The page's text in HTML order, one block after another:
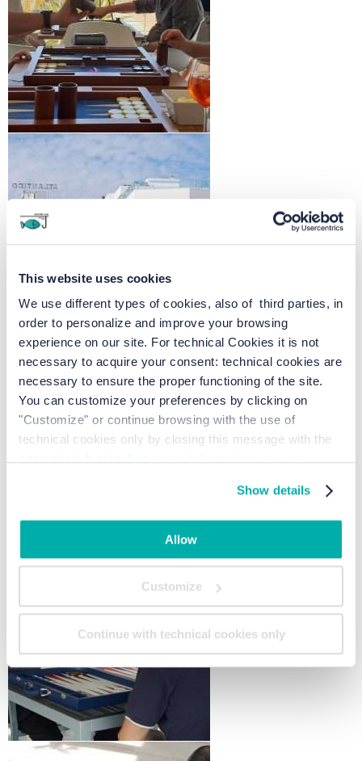
This website uses cookies
We use different types of cookies, also of third parties, in
order to personalize and improve your browsing
experience on our site. For technical Cookies it is not
necessary to acquire your consent: technical cookies are
necessary to ensure the proper functioning of the site.
You can customize your preferences by clicking on
"Customize" or continue browsing with the use of
technical cookies only by closing this message with the
Show details
Allow
Customize
Continue with technical cookies only